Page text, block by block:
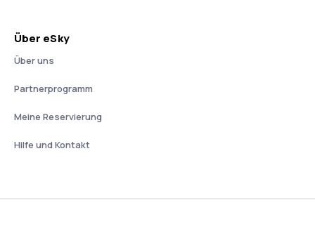
Über eSky
Über uns
Partnerprogramm
Meine Reservierung
Hilfe und Kontakt